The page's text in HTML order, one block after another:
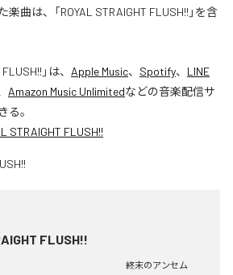
曲は、「ROYAL STRAIGHT FLUSH!!」を含
FLUSH!! 」は、 Apple Music、 Spotify、 LINE
Amazon Music Unlimitedなどの音楽配信サ
る。
STRAIGHT FLUSH!!
FLUSH!!
終末のアンセム